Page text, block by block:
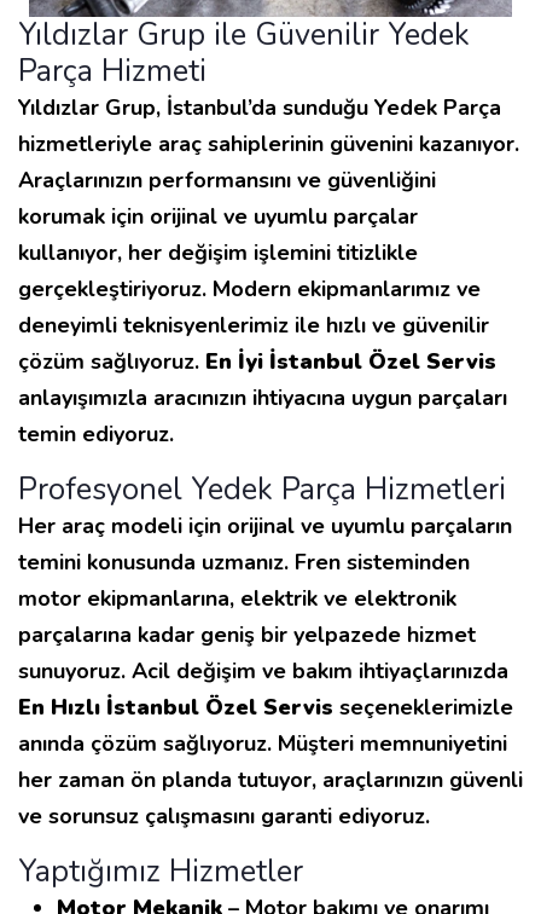
Yıldızlar Grup ile Güvenilir Yedek
Parça Hizmeti
Yıldızlar Grup, İstanbul’da sunduğu Yedek Parça
hizmetleriyle araç sahiplerinin güvenini kazanıyor.
Araçlarınızın performansını ve güvenliğini
korumak için orijinal ve uyumlu parçalar
kullanıyor, her değişim işlemini titizlikle
gerçekleştiriyoruz. Modern ekipmanlarımız ve
deneyimli teknisyenlerimiz ile hızlı ve güvenilir
çözüm sağlıyoruz. En İyi İstanbul Özel Servis
anlayışımızla aracınızın ihtiyacına uygun parçaları
temin ediyoruz.
Profesyonel Yedek Parça Hizmetleri
Her araç modeli için orijinal ve uyumlu parçaların
temini konusunda uzmanız. Fren sisteminden
motor ekipmanlarına, elektrik ve elektronik
parçalarına kadar geniş bir yelpazede hizmet
sunuyoruz. Acil değişim ve bakım ihtiyaçlarınızda
En Hızlı İstanbul Özel Servis seçeneklerimizle
anında çözüm sağlıyoruz. Müşteri memnuniyetini
her zaman ön planda tutuyor, araçlarınızın güvenli
ve sorunsuz çalışmasını garanti ediyoruz.
Yaptığımız Hizmetler
Motor Mekanik – Motor bakımı ve onarımı